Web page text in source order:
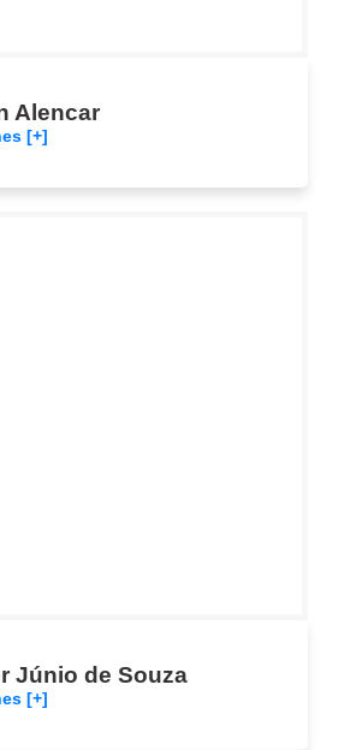
Alencar
[+]
Júnio de Souza
[+]